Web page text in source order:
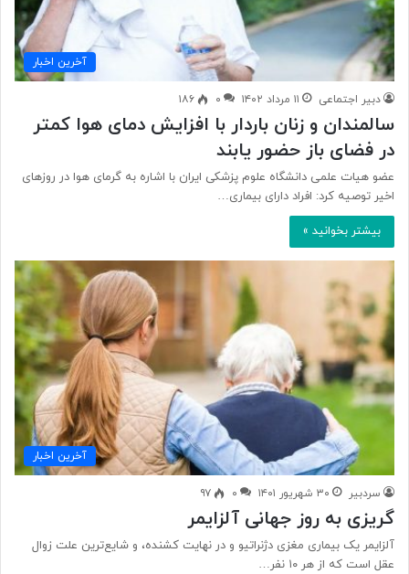
آخرین اخبار
دبیر اجتماعی ۱۱ مرداد ۱۴۰۲ ۰ ۱۸۶
سالمندان و زنان باردار با افزایش دمای هوا کمتر
در فضای باز حضور یابند
عضو هیات علمی دانشگاه علوم پزشکی ایران با اشاره به گرمای هوا در روزهای
اخیر توصیه کرد: افراد دارای بیماری…
بیشتر بخوانید »
آخرین اخبار
سردبیر ۳۰ شهریور ۱۴۰۱ ۰ ۹۷
گریزی به روز جهانی آلزایمر
آلزایمر یک بیماری مغزی دژنراتیو و در نهایت کشنده، و شایع‌ترین علت زوال
عقل است که از هر ۱۰ نفر…